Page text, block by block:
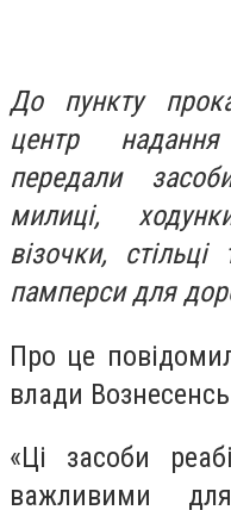
До пункту
центр
передали
милиці,
візочки,
памперси для
Про це
влади
«Ці засоби
важливими